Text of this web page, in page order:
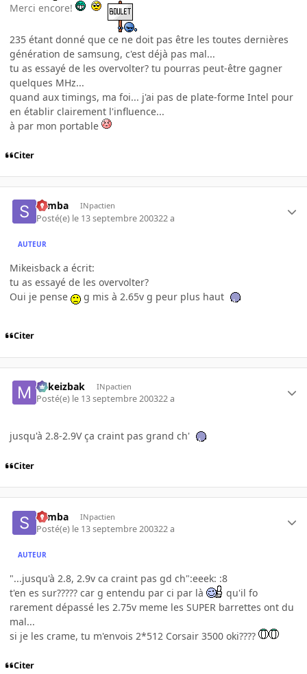
Merci encore!
235 étant donné que ce ne doit pas être les toutes dernières
génération de samsung, c'est déjà pas mal...
tu as essayé de les overvolter? tu pourras peut-être gagner
quelques MHz...
quand aux timings, ma foi... j'ai pas de plate-forme Intel pour
en établir clairement l'influence...
à par mon portable
Citer
Semba INpactien
Posté(e) le 13 septembre 200322 a
AUTEUR
Mikeisback a écrit:
tu as essayé de les overvolter?
Oui je pense
g mis à 2.65v g peur plus haut
Citer
Mikeizbak INpactien
Posté(e) le 13 septembre 200322 a
jusqu'à 2.8-2.9V ça craint pas grand ch'
Citer
Semba INpactien
Posté(e) le 13 septembre 200322 a
AUTEUR
"...jusqu'à 2.8, 2.9v ca craint pas gd ch":eeek: :8
t'en es sur????? car g entendu par ci par là
qu'il fo
rarement dépassé les 2.75v meme les SUPER barrettes ont du
mal...
si je les crame, tu m'envois 2*512 Corsair 3500 oki????
Citer